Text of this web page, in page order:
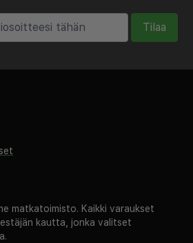
Tilaa
matkatoimisto. Kaikki varaukset
kautta, jonka valitset